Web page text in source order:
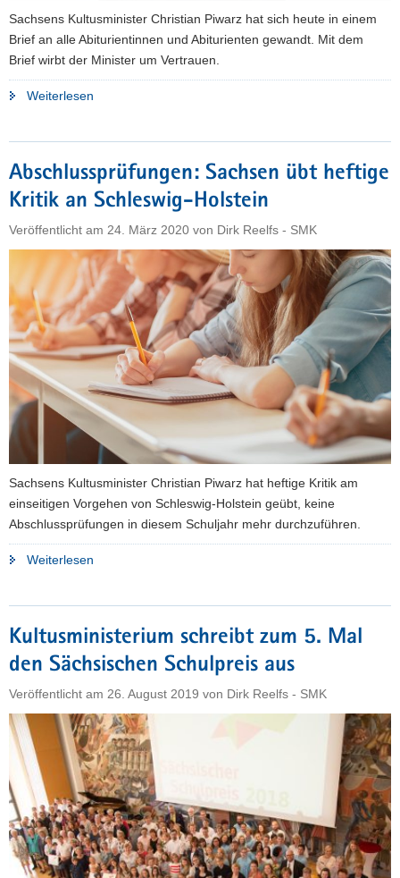
Sachsens Kultusminister Christian Piwarz hat sich heute in einem
Brief an alle Abiturientinnen und Abiturienten gewandt. Mit dem
Brief wirbt der Minister um Vertrauen.
Weiterlesen
um
Vertrauen"
Abschlussprüfungen: Sachsen übt heftige
Kritik an Schleswig-Holstein
Veröffentlicht am 24. März 2020 von Dirk Reelfs - SMK
Sachsens Kultusminister Christian Piwarz hat heftige Kritik am
einseitigen Vorgehen von Schleswig-Holstein geübt, keine
Abschlussprüfungen in diesem Schuljahr mehr durchzuführen.
Weiterlesen
Kritik
an
Holstein"
Kultusministerium schreibt zum 5. Mal
den Sächsischen Schulpreis aus
Veröffentlicht am 26. August 2019 von Dirk Reelfs - SMK